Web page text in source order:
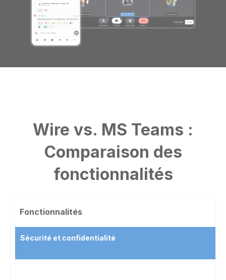
Wire vs. MS Teams :
Comparaison des
fonctionnalités
Fonctionnalités
Sécurité et confidentialité